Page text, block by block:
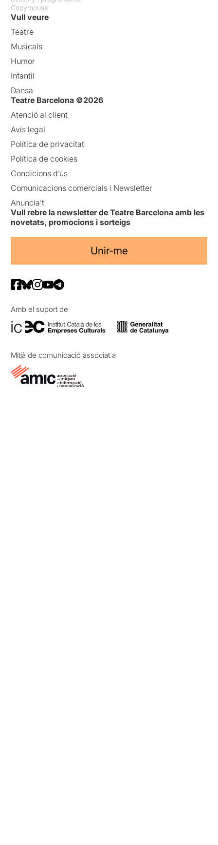
Copymouse
Vull veure
Teatre
Musicals
Humor
Infantil
Dansa
Teatre Barcelona ©2026
Atenció al client
Avís legal
Política de privacitat
Política de cookies
Condicions d’ús
Comunicacions comercials i Newsletter
Anuncia’t
Vull rebre la newsletter de Teatre Barcelona amb les
novetats, promocions i sorteigs
Unir-me
Amb el suport de
Mitjà de comunicació associat a